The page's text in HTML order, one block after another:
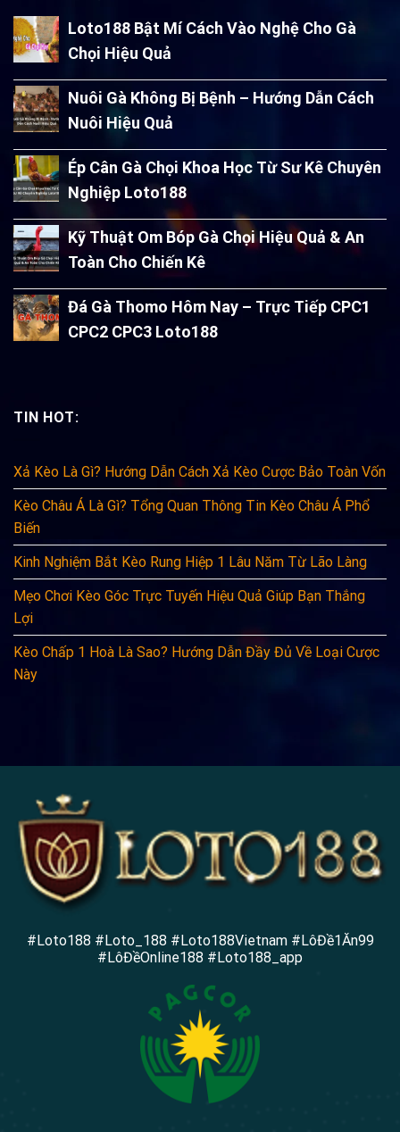
Loto188 Bật Mí Cách Vào Nghệ Cho Gà
Chọi Hiệu Quả
Nuôi Gà Không Bị Bệnh – Hướng Dẫn Cách
Nuôi Hiệu Quả
Ép Cân Gà Chọi Khoa Học Từ Sư Kê Chuyên
Nghiệp Loto188
Kỹ Thuật Om Bóp Gà Chọi Hiệu Quả & An
Toàn Cho Chiến Kê
Đá Gà Thomo Hôm Nay – Trực Tiếp CPC1
CPC2 CPC3 Loto188
TIN HOT:
Xả Kèo Là Gì? Hướng Dẫn Cách Xả Kèo Cược Bảo Toàn Vốn
Kèo Châu Á Là Gì? Tổng Quan Thông Tin Kèo Châu Á Phổ
Biến
Kinh Nghiệm Bắt Kèo Rung Hiệp 1 Lâu Năm Từ Lão Làng
Mẹo Chơi Kèo Góc Trực Tuyến Hiệu Quả Giúp Bạn Thắng
Lợi
Kèo Chấp 1 Hoà Là Sao? Hướng Dẫn Đầy Đủ Về Loại Cược
Này
#Loto188 #Loto_188 #Loto188Vietnam #LôĐề1Ăn99
#LôĐềOnline188 #Loto188_app